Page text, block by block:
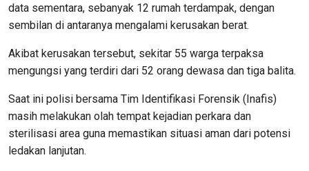
data sementara, sebanyak 12 rumah terdampak, dengan
sembilan di antaranya mengalami kerusakan berat.
Akibat kerusakan tersebut, sekitar 55 warga terpaksa
mengungsi yang terdiri dari 52 orang dewasa dan tiga balita.
Saat ini polisi bersama Tim Identifikasi Forensik (Inafis)
masih melakukan olah tempat kejadian perkara dan
sterilisasi area guna memastikan situasi aman dari potensi
ledakan lanjutan.